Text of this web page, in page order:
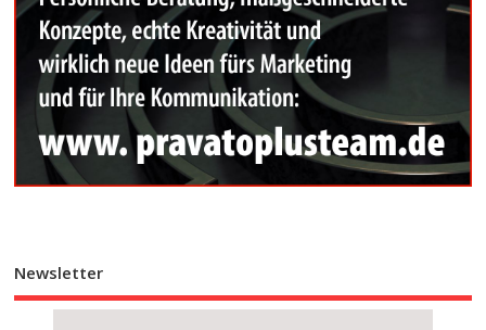
Newsletter